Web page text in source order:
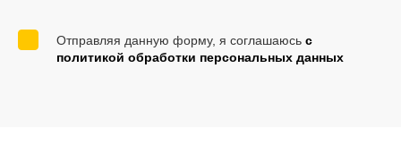
Отправляя данную форму, я соглашаюсь с
политикой обработки персональных данных